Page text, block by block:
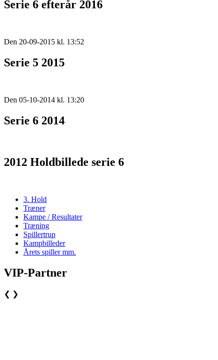
Serie 6 efterår 2016
Den 20-09-2015 kl. 13:52
Serie 5 2015
Den 05-10-2014 kl. 13:20
Serie 6 2014
2012 Holdbillede serie 6
3. Hold
Træner
Kampe / Resultater
Træning
Spillertrup
Kampbilleder
Årets spiller mm.
VIP-Partner
❮ ❯